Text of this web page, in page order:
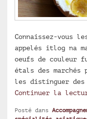
Connaissez-vous
appelés itlog na
oeufs de couleur
étals des
les distinguer des
Continuer la
Posté dans